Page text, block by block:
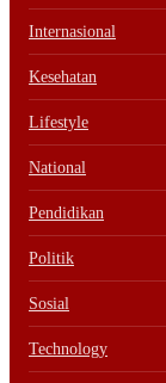
Internasional
Kesehatan
Lifestyle
National
Pendidikan
Politik
Sosial
Technology